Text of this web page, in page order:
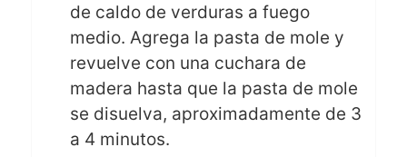
de caldo de verduras a fuego
medio. Agrega la pasta de mole y
revuelve con una cuchara de
madera hasta que la pasta de mole
se disuelva, aproximadamente de 3
a 4 minutos.